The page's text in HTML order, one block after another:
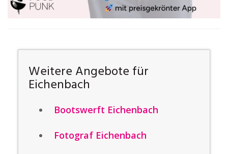
Weitere Angebote für
Eichenbach
Bootswerft Eichenbach
Fotograf Eichenbach